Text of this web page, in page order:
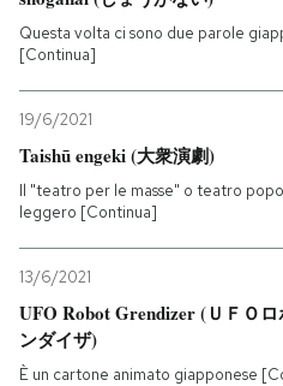
Questa volta ci sono due parole
[Continua]
19/6/2021
Taishū engeki (大衆演劇)
Il "teatro per le masse" o teatro
leggero [Continua]
13/6/2021
UFO Robot Grendizer (ＵＦＯロ
ンダイザ)
È un cartone animato giapponese